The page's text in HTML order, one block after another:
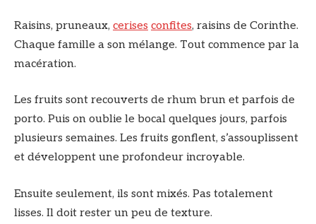
Raisins, pruneaux, cerises confites, raisins de Corinthe.
Chaque famille a son mélange. Tout commence par la
macération.
Les fruits sont recouverts de rhum brun et parfois de
porto. Puis on oublie le bocal quelques jours, parfois
plusieurs semaines. Les fruits gonflent, s’assouplissent
et développent une profondeur incroyable.
Ensuite seulement, ils sont mixés. Pas totalement
lisses. Il doit rester un peu de texture.